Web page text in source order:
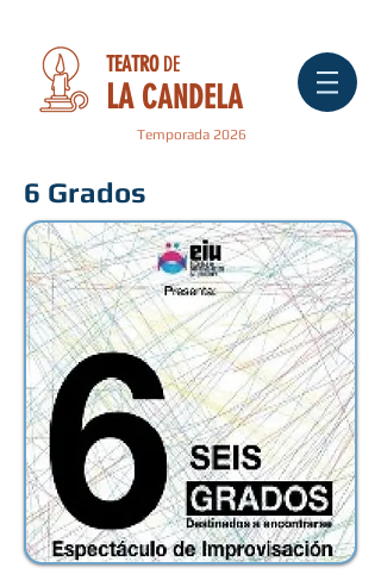
TEATRO DE
LA CANDELA
Temporada 2026
6 Grados